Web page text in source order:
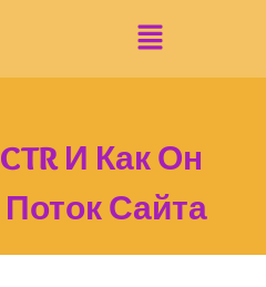
И Как Он
Сайта